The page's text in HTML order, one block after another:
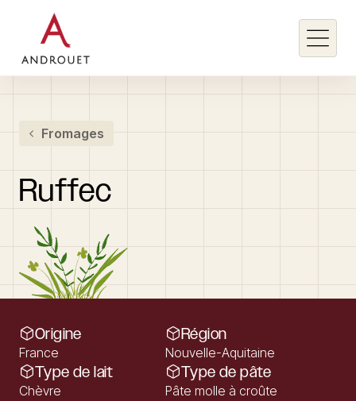
Rechercher un mot clé
Fromages
Ruffec
Origine
France
Région
Nouvelle-Aquitaine
Type de lait
Chèvre
Type de pâte
Pâte molle à croûte